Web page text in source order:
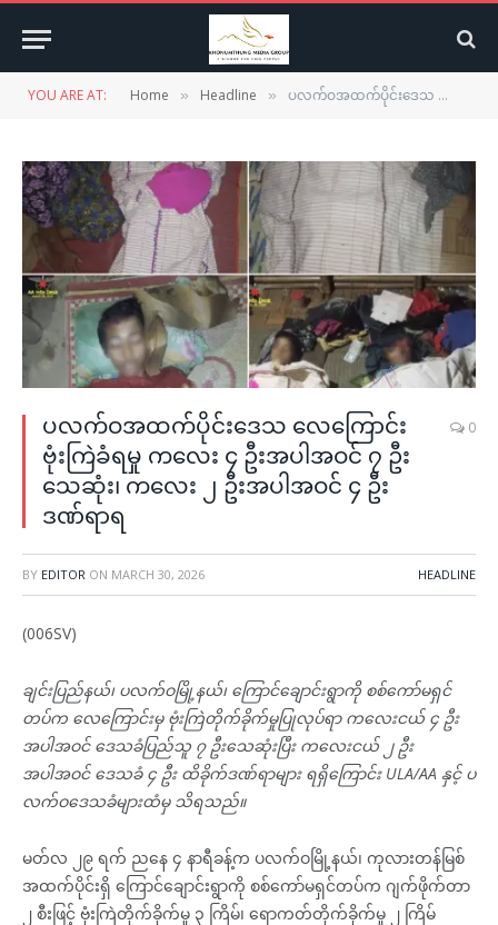
YOU ARE AT: Home » Headline » ပလက်ဝအထက်ပိုင်းဒေသ လေကြောင်းဗုံးကြဲခံရမှု ကလေး ၄ ဦးအပါအဝင် ၇ ဦးသေဆုံး၊ ကလေး ၂ ဦးအပါအဝင် ၄ ဦး ဒဏ်ရာရ
ပလက်ဝအထက်ပိုင်းဒေသ လေကြောင်း
ဗုံးကြဲခံရမှု ကလေး ၄ ဦးအပါအဝင် ၇ ဦး
သေဆုံး၊ ကလေး ၂ ဦးအပါအဝင် ၄ ဦး
ဒဏ်ရာရ
0
BY EDITOR ON MARCH 30, 2026 HEADLINE
(006SV)
ချင်းပြည်နယ်၊ ပလက်ဝမြို့နယ်၊ ကြောင်ချောင်းရွာကို စစ်ကော်မရှင်
တပ်က လေကြောင်းမှ ဗုံးကြဲတိုက်ခိုက်မှုပြုလုပ်ရာ ကလေးငယ် ၄ ဦး
အပါအဝင် ဒေသခံပြည်သူ ၇ ဦးသေဆုံးပြီး ကလေးငယ် ၂ ဦး
အပါအဝင် ဒေသခံ ၄ ဦး ထိခိုက်ဒဏ်ရာများ ရရှိကြောင်း ULA/AA နှင့် ပ
လက်ဝဒေသခံများထံမှ သိရသည်။
မတ်လ ၂၉ ရက် ညနေ ၄ နာရီခန့်က ပလက်ဝမြို့နယ်၊ ကုလားတန်မြစ်
အထက်ပိုင်းရှိ ကြောင်ချောင်းရွာကို စစ်ကော်မရှင်တပ်က ဂျက်ဖိုက်တာ
၂ စီးဖြင့် ဗုံးကြဲတိုက်ခိုက်မှု ၃ ကြိမ်၊ ရောကတ်တိုက်ခိုက်မှု ၂ ကြိမ်